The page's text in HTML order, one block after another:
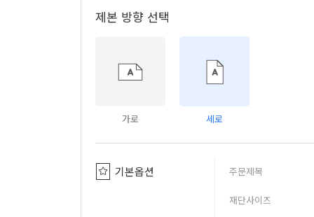
제본 방향 선택
가로 세로
기본옵션 주문제목
재단사이즈